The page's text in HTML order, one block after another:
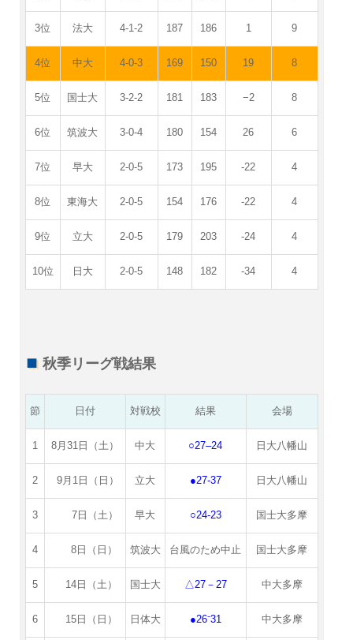
3位 法大 4-1-2 187 186 1 9
4位 中大 4-0-3 169 150 19 8
5位 国士大 3-2-2 181 183 −2 8
6位 筑波大 3-0-4 180 154 26 6
7位 早大 2-0-5 173 195 -22 4
8位 東海大 2-0-5 154 176 -22 4
9位 立大 2-0-5 179 203 -24 4
10位 日大 2-0-5 148 182 -34 4
秋季リーグ戦結果
節 日付 対戦校 結果 会場
1 8月31日（土） 中大 ○27–24 日大八幡山
2 9月1日（日） 立大 ●27-37 日大八幡山
3 7日（土） 早大 ○24-23 国士大多摩
4 8日（日） 筑波大 台風のため中止 国士大多摩
5 14日（土） 国士大 △27－27 中大多摩
6 15日（日） 日体大 ●26⁻31 中大多摩